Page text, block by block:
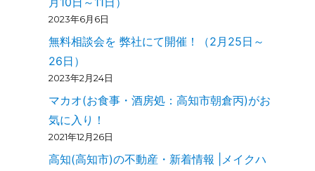
2023年6月6日
無料相談会を 弊社にて開催！（2月25日～
26日）
2023年2月24日
マカオ(お食事・酒房処：高知市朝倉丙)がお
気に入り！
2021年12月26日
高知(高知市)の不動産・新着情報 |メイクハ